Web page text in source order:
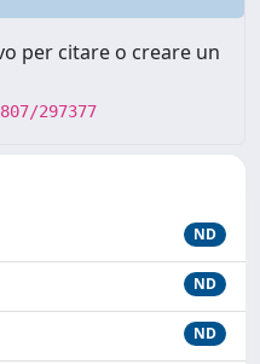
per citare o creare un
297377
ND
ND
ND